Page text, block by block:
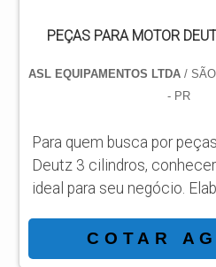
PEÇAS PARA MOTOR
ASL EQUIPAMENTOS LTDA/
- PR
Para quem busca por
Deutz 3 cilindros,
ideal para seu negócio.
organização do ramo e
da área de atuação. Quando a busca é por
COTAR